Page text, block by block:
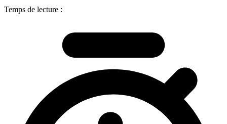
Temps de lecture :